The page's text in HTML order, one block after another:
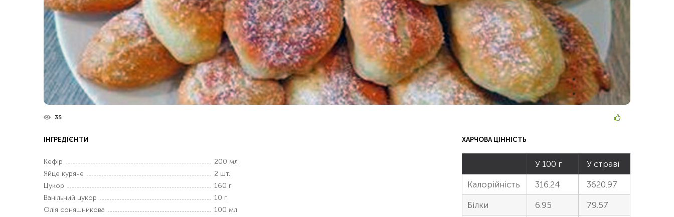
35
ІНГРЕДІЄНТИ
Кефір
200 мл
Яйце куряче
2 шт.
Цукор
160 г
Ванільний цукор
10 г
Олія соняшникова
100 мл
ХАРЧОВА ЦІННІСТЬ
У 100 г У страві
Калорійність 316.24 3620.97
Білки 6.95 79.57